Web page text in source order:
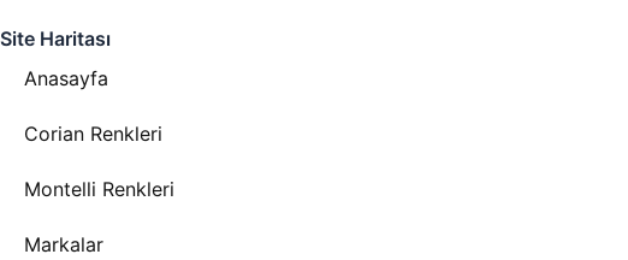
Site Haritası
Anasayfa
Corian Renkleri
Montelli Renkleri
Markalar